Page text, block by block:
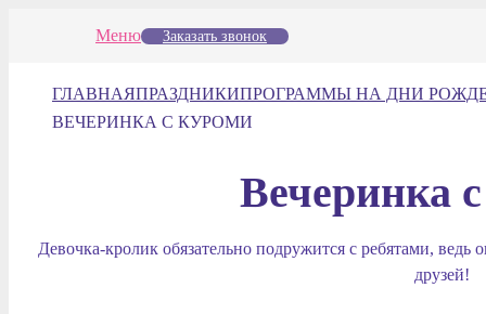
Меню Заказать звонок
ГЛАВНАЯПРАЗДНИКИПРОГРАММЫ НА ДНИ
ВЕЧЕРИНКА С КУРОМИ
Вечеринка
Девочка-кролик обязательно подружится с ребятами,
друзей!